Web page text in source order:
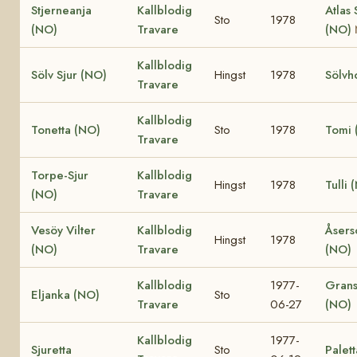
Stjerneanja
(NO)
Kallblodig
Travare
Sto 1978
Atlas
(NO)
Sölv Sjur (NO)
Kallblodig
Travare
Hingst 1978
Tonetta (NO)
Kallblodig
Travare
Sto 1978 Tomi
Torpe-Sjur
(NO)
Kallblodig
Travare
Hingst 1978 Tulli
Vesöy Vilter
(NO)
Kallblodig
Travare
Hingst 1978
(NO)
Eljanka (NO)
Kallblodig
Travare
Sto
1977-
06-27
(NO)
Sjuretta
Kallblodig
Sto
1977-